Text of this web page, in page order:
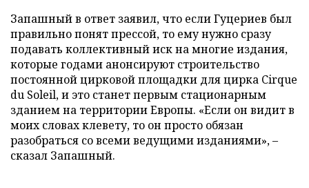
Запашный в ответ заявил, что если Гуцериев был
правильно понят прессой, то ему нужно сразу
подавать коллективный иск на многие издания,
которые годами анонсируют строительство
постоянной цирковой площадки для цирка Cirque
du Soleil, и это станет первым стационарным
зданием на территории Европы. «Если он видит в
моих словах клевету, то он просто обязан
разобраться со всеми ведущими изданиями», –
сказал Запашный.